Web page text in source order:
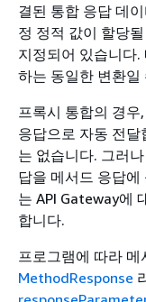
결된 통합 응답 데
정 정적 값이 할당
지정되어 있습니다
하는 동일한 변환일
프록시 통합의 경
응답으로 자동 전달
는 없습니다. 그러
답을 메서드 응답
는 API Gateway에
합니다.
프로그램에 따라 메
MethodResponse